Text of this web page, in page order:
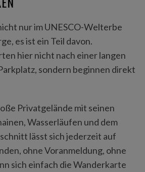
nur im UNESCO-Welterbe
es ist ein Teil davon.
hier nicht nach einer langen
sondern beginnen direkt
Privatgelände mit seinen
Wasserläufen und dem
lässt sich jederzeit auf
ohne Voranmeldung, ohne
sich einfach die Wanderkarte